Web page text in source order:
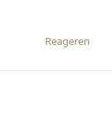
Reageren